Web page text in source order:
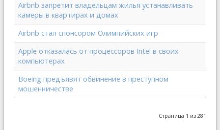
Airbnb запретит владельцам жилья устанавливать
камеры в квартирах и домах
Airbnb стал спонсором Олимпийских игр
Apple отказалась от процессоров Intel в своих
компьютерах
Boeing предъявят обвинение в преступном
мошенничестве
Страница 1 из 281